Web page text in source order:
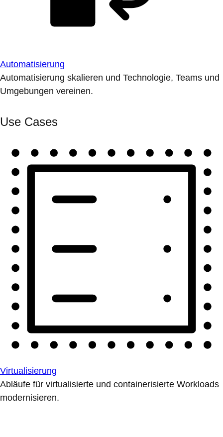
Automatisierung
Automatisierung skalieren und Technologie, Teams und
Umgebungen vereinen.
Use Cases
Virtualisierung
Abläufe für virtualisierte und containerisierte Workloads
modernisieren.